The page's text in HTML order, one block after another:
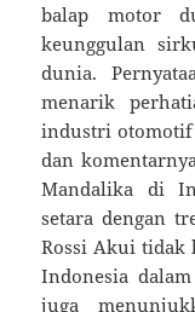
balap motor
keunggulan
dunia.
menarik
industri otomotif
dan
Mandalika di
setara dengan
Rossi Akui tidak
Indonesia
juga